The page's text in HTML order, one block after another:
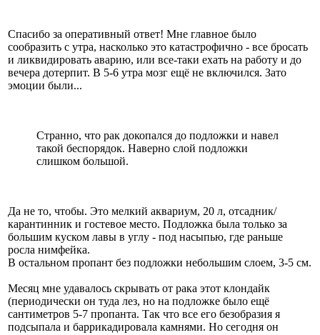
Спасибо за оперативный ответ! Мне главное было
сообразить с утра, насколько это катастрофично - все бросать
и ликвидировать аварию, или все-таки ехать на работу и до
вечера дотерпит. В 5-6 утра мозг ещё не включился. Зато
эмоции были...
Странно, что рак докопался до подложки и навел
такой беспорядок. Наверно слой подложки
слишком большой.
Да не то, чтобы. Это мелкий аквариум, 20 л, отсадник/
карантинник и гостевое место. Подложка была только за
большим куском лавы в углу - под насыпью, где раньше
росла нимфейка.
В остальном пропант без подложки небольшим слоем, 3-5 см.
Месяц мне удавалось скрывать от рака этот клондайк
(периодически он туда лез, но на подложке было ещё
сантиметров 5-7 пропанта. Так что все его безобразия я
подсыпала и баррикадировала камнями. Но сегодня он